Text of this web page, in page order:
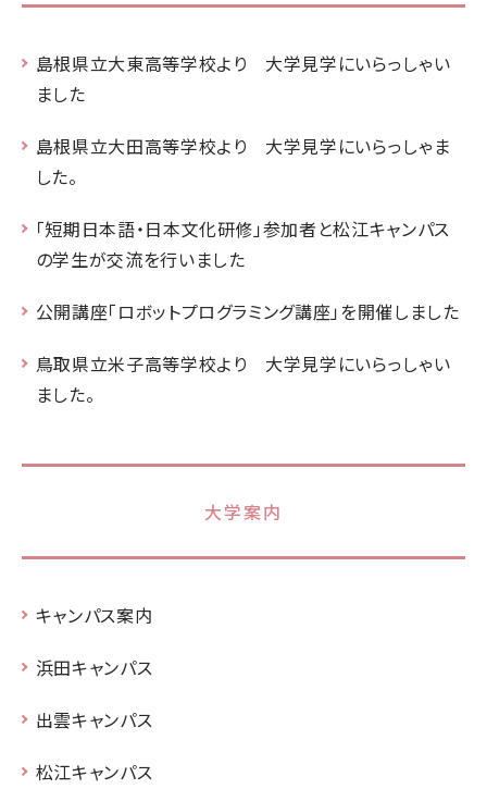
島根県立大東高等学校より 大学見学にいらっしゃい
ました
島根県立大田高等学校より 大学見学にいらっしゃま
した。
「短期日本語・日本文化研修」参加者と松江キャンパス
の学生が交流を行いました
公開講座「ロボットプログラミング講座」を開催しました
鳥取県立米子高等学校より 大学見学にいらっしゃい
ました。
大学案内
キャンパス案内
浜田キャンパス
出雲キャンパス
松江キャンパス